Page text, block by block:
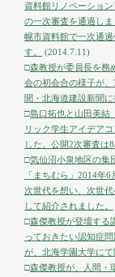
資料館リノベーショ
の一次審査を通過し
幌市資料館で一次通
す。
(2014.7.11)
□森教授が委員長を務
会の初会合の様子が
聞・北海道建設新聞に
□島口拓也と山田美結
リック学生アイデア
した。公開2次審査は
□気仙沼小泉地区の集
「まちむら」2014年
次世代を想い、次世
して紹介されました。
□森傑教授が登壇する
っておきたい認知症問
が、北海学園大学にて
□森傑教授が、人間・